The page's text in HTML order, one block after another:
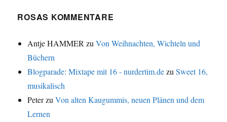
ROSAS KOMMENTARE
Antje HAMMERzuVon Weihnachten, Wichteln und
Büchern
Blogparade: Mixtape mit 16 - nurdertim.dezuSweet 16,
musikalisch
PeterzuVon alten Kaugummis, neuen Plänen und dem
Lernen